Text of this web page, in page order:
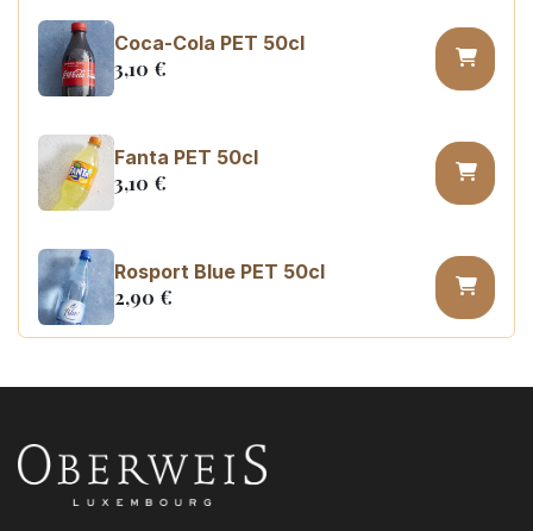
Coca-Cola PET 50cl
3,10 €
Fanta PET 50cl
3,10 €
Rosport Blue PET 50cl
2,90 €